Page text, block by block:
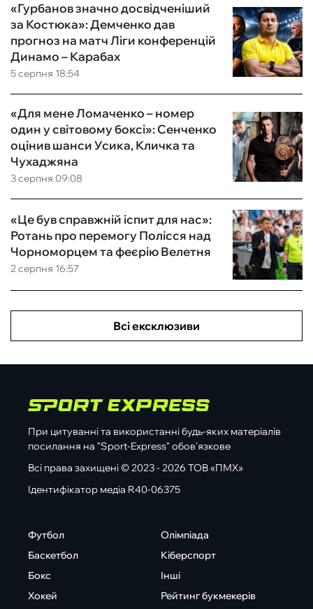
5 серпня 18:54
«Гурбанов значно досвідченіший
за Костюка»: Демченко дав
прогноз на матч Ліги конференцій
Динамо – Карабах
3 серпня 09:08
«Для мене Ломаченко – номер
один у світовому боксі»: Сенченко
оцінив шанси Усика, Кличка та
Чухаджяна
2 серпня 16:57
«Це був справжній іспит для нас»:
Ротань про перемогу Полісся над
Чорноморцем та феєрію Велетня
Всі ексклюзиви
При цитуванні та використанні будь-яких матеріалів
посилання на "Sport-Express" обов'язкове
Всі права захищені © 2023 - 2026 ТОВ «ПМХ»
Ідентифікатор медіа R40-06375
Футбол
Баскетбол
Бокс
Хокей
Олімпіада
Кіберспорт
Інші
Рейтинг букмекерів